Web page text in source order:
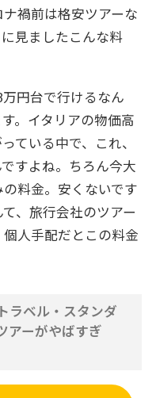
禍前は格安ツアーな
見ましたこんな料
円台で行けるなん
。イタリアの物価高
ている中で、これ、
すよね。ちろん今大
料金。安くないです
、旅行会社のツアー
人手配だとこの料金
ラベル・スタンダ
アーがやばすぎ